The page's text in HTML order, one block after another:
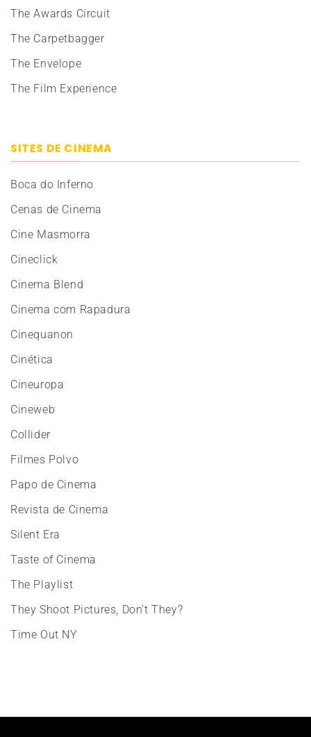
The Awards Circuit
The Carpetbagger
The Envelope
The Film Experience
SITES DE CINEMA
Boca do Inferno
Cenas de Cinema
Cine Masmorra
Cineclick
Cinema Blend
Cinema com Rapadura
Cinequanon
Cinética
Cineuropa
Cineweb
Collider
Filmes Polvo
Papo de Cinema
Revista de Cinema
Silent Era
Taste of Cinema
The Playlist
They Shoot Pictures, Don't They?
Time Out NY